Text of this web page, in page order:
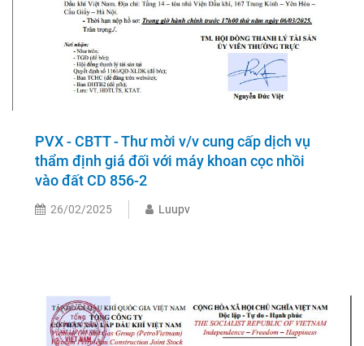
PVX - CBTT - Thư mời v/v cung cấp dịch vụ
thẩm định giá đối với máy khoan cọc nhồi
vào đất CD 856-2
26/02/2025 Luupv